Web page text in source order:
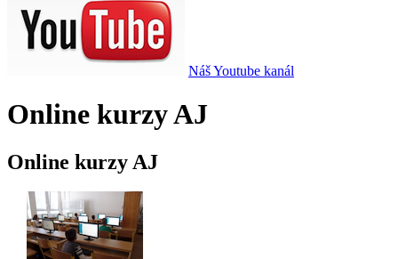
Náš Youtube kanál
Online kurzy AJ
Online kurzy AJ